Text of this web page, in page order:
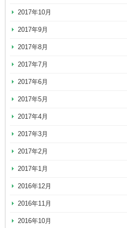
2017年10月
2017年9月
2017年8月
2017年7月
2017年6月
2017年5月
2017年4月
2017年3月
2017年2月
2017年1月
2016年12月
2016年11月
2016年10月